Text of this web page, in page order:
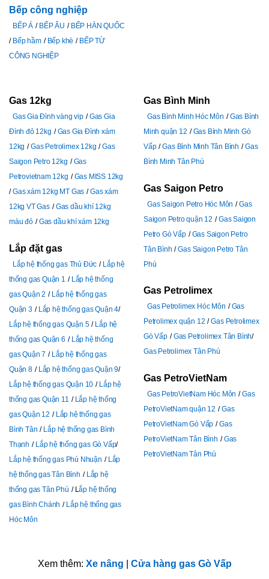
Bếp công nghiệp
BẾP Á BẾP ÂU
BẾP HÀN QUỐC
Bếp hầm
Bếp khè
BẾP TỪ
CÔNG NGHIỆP
Gas 12kg
Gas Gia Đình vàng vip
Gas Gia
Đình đỏ 12kg
Gas Gia Đình xám
12kg
Gas Petrolimex 12kg
Gas
Saigon Petro 12kg
Gas
Petrovietnam 12kg
Gas MISS 12kg
Gas xám 12kg MT Gas
Gas xám
12kg VT Gas
Gas dầu khí 12kg
màu đỏ
Gas dầu khí xám 12kg
Lắp đặt gas
Lắp hệ thống gas Thủ Đức
Lắp hệ
thống gas Quận 1
Lắp hệ thống
gas Quận 2
Lắp hệ thống gas
Quận 3
Lắp hệ thống gas Quận 4
Lắp hệ thống gas Quận 5
Lắp hệ
thống gas Quận 6
Lắp hệ thống
gas Quận 7
Lắp hệ thống gas
Quận 8
Lắp hệ thống gas Quận 9
Lắp hệ thống gas Quận 10
Lắp hệ
thống gas Quận 11
Lắp hệ thống
gas Quận 12
Lắp hệ thống gas
Bình Tân
Lắp hệ thống gas Bình
Thạnh
Lắp hệ thống gas Gò Vấp
Lắp hệ thống gas Phú Nhuận
Lắp
hệ thống gas Tân Bình
Lắp hệ
thống gas Tân Phú
Lắp hệ thống
gas Bình Chánh
Lắp hệ thống gas
Hóc Môn
Gas Bình Minh
Gas Bình Minh Hóc Môn
Gas Bình
Minh quận 12
Gas Bình Minh Gò
Vấp
Gas Bình Minh Tân Bình
Gas
Bình Minh Tân Phú
Gas Saigon Petro
Gas Saigon Petro Hóc Môn
Gas
Saigon Petro quận 12
Gas Saigon
Petro Gò Vấp
Gas Saigon Petro
Tân Bình
Gas Saigon Petro Tân
Phú
Gas Petrolimex
Gas Petrolimex Hóc Môn
Gas
Petrolimex quận 12
Gas Petrolimex
Gò Vấp
Gas Petrolimex Tân Bình
Gas Petrolimex Tân Phú
Gas PetroVietNam
Gas PetroVietNam Hóc Môn
Gas
PetroVietNam quận 12
Gas
PetroVietNam Gò Vấp
Gas
PetroVietNam Tân Bình
Gas
PetroVietNam Tân Phú
Xem thêm: Xe nâng Cửa hàng gas Gò Vấp